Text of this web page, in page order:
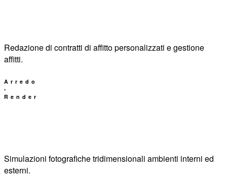
Redazione di contratti di affitto personalizzati e gestione
affitti.
Arredo
-
Render
Simulazioni fotografiche tridimensionali ambienti interni ed
esterni.